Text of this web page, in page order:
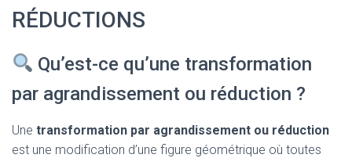
RÉDUCTIONS
Qu’est-ce qu’une transformation
par agrandissement ou réduction ?
Une transformation par agrandissement ou réduction
est une modification d’une figure géométrique où toutes